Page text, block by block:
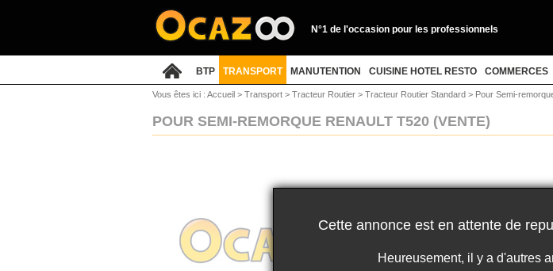
N°1 de l'occasion pour les professionnels
BTP TRANSPORT MANUTENTION CUISINE HOTEL RESTO COMMERCES
Vous êtes ici : Accueil > Transport > Tracteur Routier > Tracteur Routier Standard > Pour Semi-
POUR SEMI-REMORQUE RENAULT T520 (VENTE)
Cette annonce est en attente de
Heureusement, il y a d'autres